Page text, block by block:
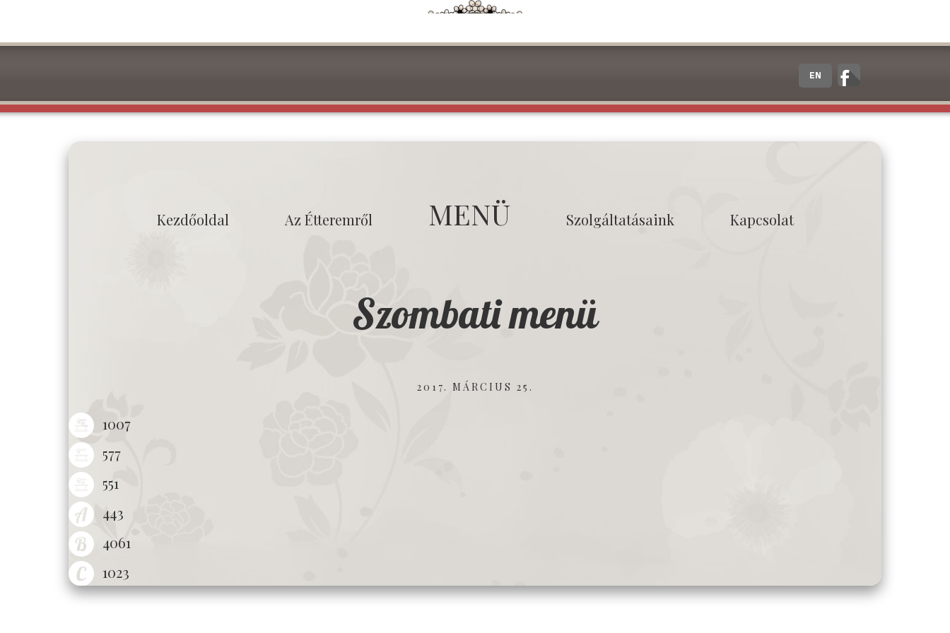
EN
Kezdőoldal Az Étteremről MENÜ Szolgáltatásaink Kapcsolat
Szombati menü
2017. MÁRCIUS 25.
1007
577
551
443
4061
1023